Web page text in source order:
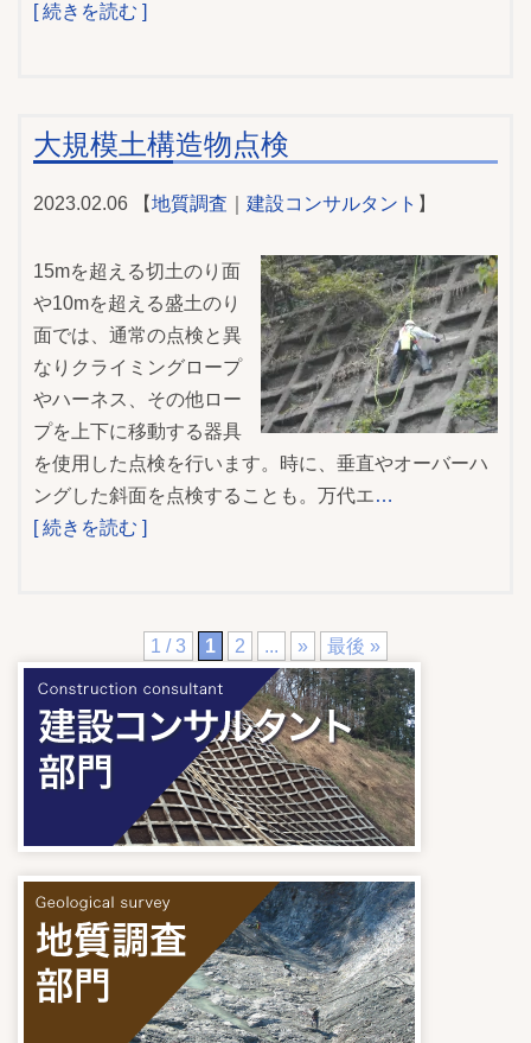
[ 続きを読む ]
大規模土構造物点検
2023.02.06 【地質調査 建設コンサルタント 】
15mを超える切土のり面
や10mを超える盛土のり
面では、通常の点検と異
なりクライミングロープ
やハーネス、その他ロー
プを上下に移動する器具
を使用した点検を行います。時に、垂直やオーバーハ
ングした斜面を点検することも。万代エ…
[ 続きを読む ]
1 / 3 1 2 ... » 最後 »